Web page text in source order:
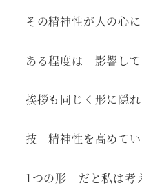
その精神性が人の心に
ある程度は 影響して
挨拶も同じく形に隠
技 精神性を高めてい
1つの形 だと私は考